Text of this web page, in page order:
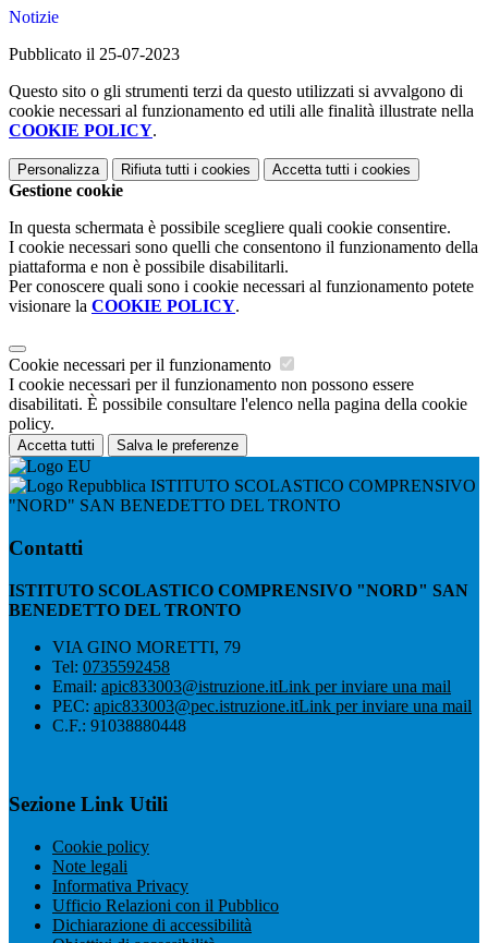
Notizie
Pubblicato il 25-07-2023
Questo sito o gli strumenti terzi da questo utilizzati si avvalgono di
cookie necessari al funzionamento ed utili alle finalità illustrate nella
COOKIE POLICY.
Personalizza Rifiuta tutti i cookies Accetta tutti i cookies
Gestione cookie
In questa schermata è possibile scegliere quali cookie consentire.
I cookie necessari sono quelli che consentono il funzionamento della
piattaforma e non è possibile disabilitarli.
Per conoscere quali sono i cookie necessari al funzionamento potete
visionare la COOKIE POLICY.
Cookie necessari per il funzionamento
I cookie necessari per il funzionamento non possono essere
disabilitati. È possibile consultare l'elenco nella pagina della cookie
policy.
Accetta tutti Salva le preferenze
ISTITUTO SCOLASTICO COMPRENSIVO
"NORD" SAN BENEDETTO DEL TRONTO
Contatti
ISTITUTO SCOLASTICO COMPRENSIVO "NORD" SAN
BENEDETTO DEL TRONTO
VIA GINO MORETTI, 79
Tel: 0735592458
Email: apic833003@istruzione.itLink per inviare una mail
PEC: apic833003@pec.istruzione.itLink per inviare una mail
C.F.: 91038880448
Sezione Link Utili
Cookie policy
Note legali
Informativa Privacy
Ufficio Relazioni con il Pubblico
Dichiarazione di accessibilità